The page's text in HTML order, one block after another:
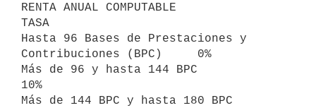
RENTA ANUAL COMPUTABLE
TASA
Hasta 96 Bases de Prestaciones y
Contribuciones (BPC)     0%
Más de 96 y hasta 144 BPC
10%
Más de 144 BPC y hasta 180 BPC